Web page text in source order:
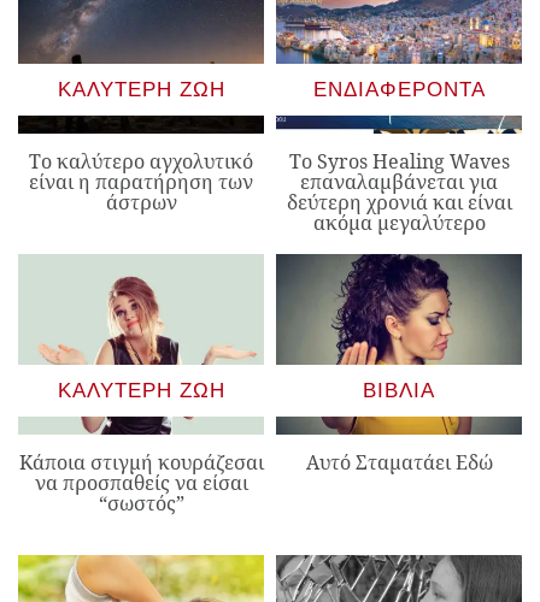
ΚΑΛΎΤΕΡΗ ΖΩΉ
Το καλύτερο αγχολυτικό
είναι η παρατήρηση των
άστρων
ΕΝΔΙΑΦΈΡΟΝΤΑ
Το Syros Healing Waves
επαναλαμβάνεται για
δεύτερη χρονιά και είναι
ακόμα μεγαλύτερο
ΚΑΛΎΤΕΡΗ ΖΩΉ
Κάποια στιγμή κουράζεσαι
να προσπαθείς να είσαι
“σωστός”
ΒΙΒΛΊΑ
Αυτό Σταματάει Εδώ